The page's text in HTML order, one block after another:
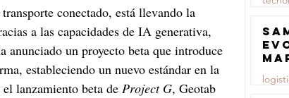
conectado, está llevando la
a las capacidades de IA generativa,
anunciado un proyecto beta que introduce
estableciendo un nuevo estándar en la
lanzamiento beta de Project G, Geotab
23 jul